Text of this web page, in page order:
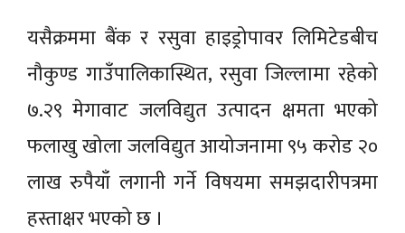
यसैक्रममा बैंक र रसुवा हाइड्रोपावर लिमिटेडबीच
नौकुण्ड गाउँपालिकास्थित, रसुवा जिल्लामा रहेको
७.२९ मेगावाट जलविद्युत उत्पादन क्षमता भएको
फलाखु खोला जलविद्युत आयोजनामा ९५ करोड २०
लाख रुपैयाँ लगानी गर्ने विषयमा समझदारीपत्रमा
हस्ताक्षर भएको छ ।